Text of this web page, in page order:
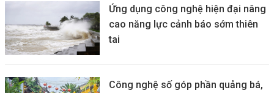
Ứng dụng công nghệ hiện đại nâng
cao năng lực cảnh báo sớm thiên
tai
Công nghệ số góp phần quảng bá,